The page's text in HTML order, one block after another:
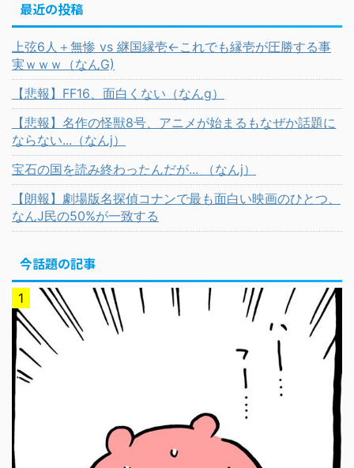
最近の投稿
上弦6人＋無惨 vs 継国縁壱←これでも縁壱が圧勝する事
実ｗｗｗ（なんG)
【悲報】FF16、面白くない（なんg）
【悲報】名作の怪獣8号、アニメが始まるもなぜか話題に
ならない...（なんj）
宝石の国を読み終わったんだが... （なんj）
【朗報】劇場版名探偵コナンで最も面白い映画のひとつ、
なんJ民の50%が一致する
今話題の記事